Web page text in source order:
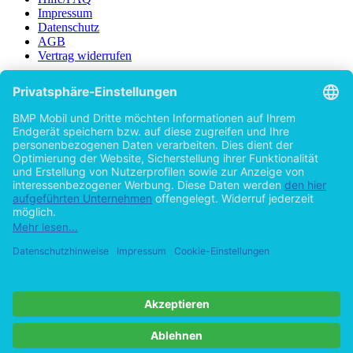
Impressum
Datenschutz
AGB
Vertrag widerrufen
Copyright ©Imprint in der Bedey & Thoms Media GmbH
powered
by Open Publishing
Zurück